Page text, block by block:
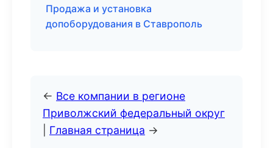
Продажа и установка
допоборудования в Ставрополь
← Все компании в регионе
Приволжский федеральный округ
Главная страница →